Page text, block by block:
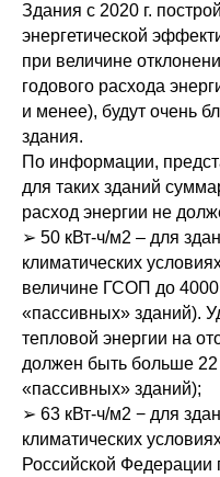
Здания с 2020 г.
энергетической
при величине
годового расхода
и менее), будут очень
здания.
По информации,
для таких зданий
расход энергии не
➢ 50 кВт-ч/м2 – для
климатических
величине ГСОП до 4000
«пассивных» зданий).
тепловой энергии на
должен быть больше 22
«пассивных» зданий);
➢ 63 кВт-ч/м2 − для
климатических
Российской